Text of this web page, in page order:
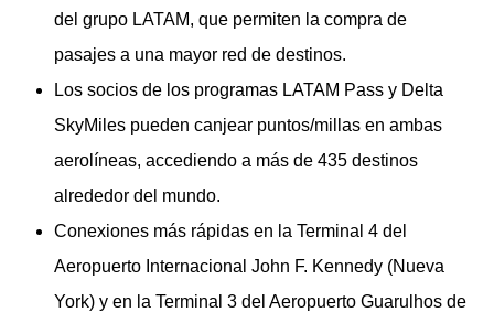
del grupo LATAM, que permiten la compra de
pasajes a una mayor red de destinos.
Los socios de los programas LATAM Pass y Delta
SkyMiles pueden canjear puntos/millas en ambas
aerolíneas, accediendo a más de 435 destinos
alrededor del mundo.
Conexiones más rápidas en la Terminal 4 del
Aeropuerto Internacional John F. Kennedy (Nueva
York) y en la Terminal 3 del Aeropuerto Guarulhos de